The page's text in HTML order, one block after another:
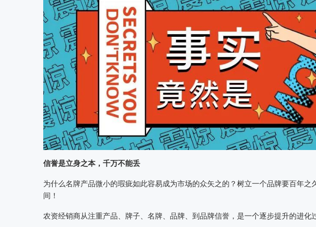
信誉是立身之本，千万不能丢
为什么名牌产品微小的瑕疵如此容易成为市场的众矢之的？树立一个品牌要百年之
间！
农资经销商从注重产品、牌子、名牌、品牌、到品牌信誉，是一个逐步提升的进化